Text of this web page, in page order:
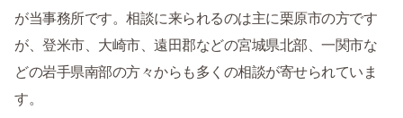
が当事務所です。相談に来られるのは主に栗原市の方です
が、登米市、大崎市、遠田郡などの宮城県北部、一関市な
どの岩手県南部の方々からも多くの相談が寄せられていま
す。